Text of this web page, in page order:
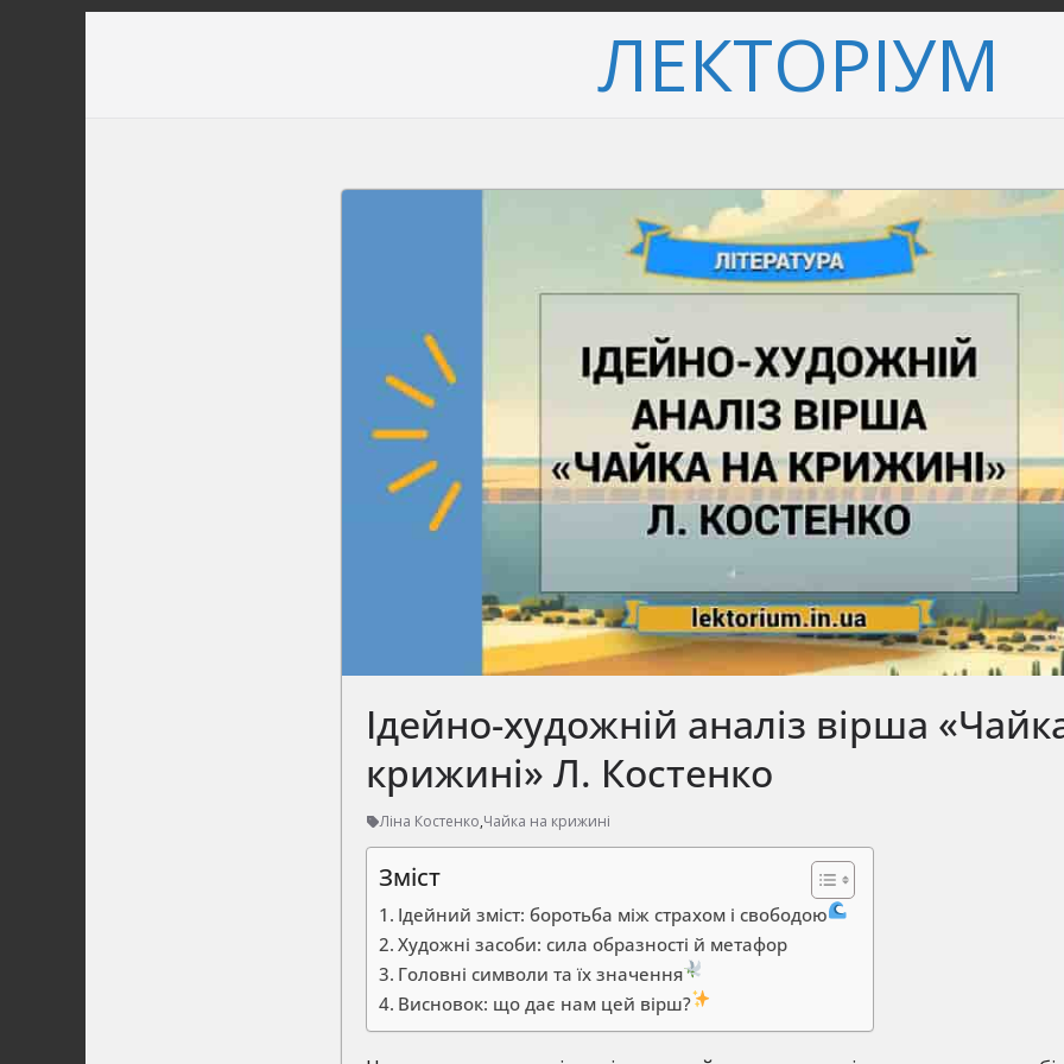
ЛЕКТОРІУМ
Ідейно-художній аналіз вірша
крижині» Л. Костенко
Ліна Костенко,Чайка на крижині
Зміст
Ідейний зміст: боротьба між страхом і свободою
Художні засоби: сила образності й метафор
Головні символи та їх значення
Висновок: що дає нам цей вірш?